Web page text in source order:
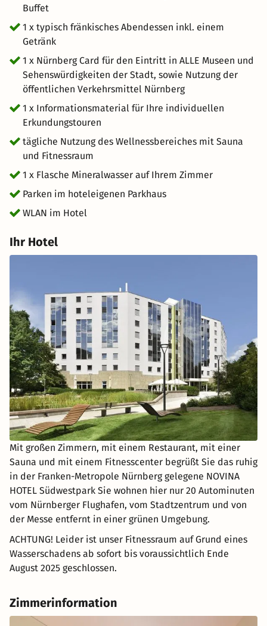
im Komfortzimmer mit reichhaltigem Frühstück. Ein
fränkisches Abendessen inklusive Wein im Restaurant,
eine Infomappe über Nürnberg, sowie auf Anfrage eine
Spätabreise bis 15 Uhr komplettieren diese fabelhafte
Offerte für das herrliche Mittelfranken im Freistaat
Bayern.
Buffet
1 x typisch fränkisches Abendessen inkl. einem
Getränk
1 x Nürnberg Card für den Eintritt in ALLE Museen und
Sehenswürdigkeiten der Stadt, sowie Nutzung der
öffentlichen Verkehrsmittel Nürnberg
1 x Informationsmaterial für Ihre individuellen
Erkundungstouren
tägliche Nutzung des Wellnessbereiches mit Sauna
und Fitnessraum
1 x Flasche Mineralwasser auf Ihrem Zimmer
Parken im hoteleigenen Parkhaus
WLAN im Hotel
Ihr Hotel
Mit großen Zimmern, mit einem Restaurant, mit einer
Sauna und mit einem Fitnesscenter begrüßt Sie das ruhig
in der Franken-Metropole Nürnberg gelegene NOVINA
HOTEL Südwestpark Sie wohnen hier nur 20 Autominuten
vom Nürnberger Flughafen, vom Stadtzentrum und von
der Messe entfernt in einer grünen Umgebung.
ACHTUNG! Leider ist unser Fitnessraum auf Grund eines
Wasserschadens ab sofort bis voraussichtlich Ende
August 2025 geschlossen.
Zimmerinformation